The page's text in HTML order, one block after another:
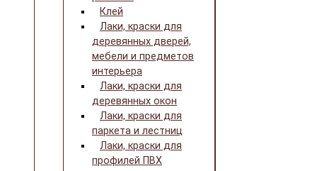
Клей
Лаки, краски для
деревянных дверей,
мебели и предметов
интерьера
Лаки, краски для
деревянных окон
Лаки, краски для
паркета и лестниц
Лаки, краски для
профилей ПВХ